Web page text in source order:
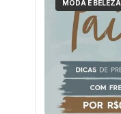
MODA E BELEZA